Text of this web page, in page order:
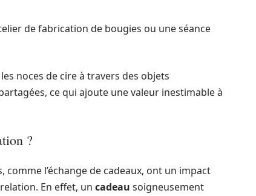
de fabrication de bougies ou une séance
noces de cire à travers des objets
ce qui ajoute une valeur inestimable à
?
l’échange de cadeaux, ont un impact
En effet, un cadeau soigneusement